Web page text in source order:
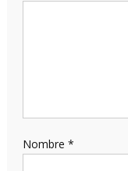
Nombre *